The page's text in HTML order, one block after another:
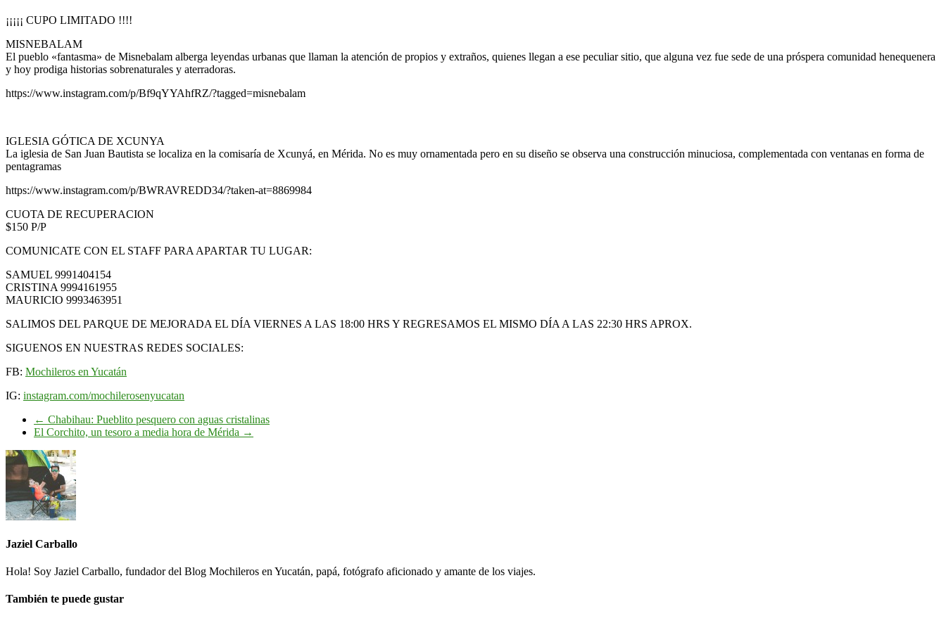
¡¡¡¡¡ CUPO LIMITADO !!!!
MISNEBALAM
El pueblo «fantasma» de Misnebalam alberga leyendas urbanas que llaman la atención de propios y extraños, quienes llegan a ese peculiar sitio, que alguna vez fue sede de una próspera comunidad henequenera
y hoy prodiga historias sobrenaturales y aterradoras.
https://www.instagram.com/p/Bf9qYYAhfRZ/?tagged=misnebalam
IGLESIA GÓTICA DE XCUNYA
La iglesia de San Juan Bautista se localiza en la comisaría de Xcunyá, en Mérida. No es muy ornamentada pero en su diseño se observa una construcción minuciosa, complementada con ventanas en forma de
pentagramas
https://www.instagram.com/p/BWRAVREDD34/?taken-at=8869984
CUOTA DE RECUPERACION
$150 P/P
COMUNICATE CON EL STAFF PARA APARTAR TU LUGAR:
SAMUEL 9991404154
CRISTINA 9994161955
MAURICIO 9993463951
SALIMOS DEL PARQUE DE MEJORADA EL DÍA VIERNES A LAS 18:00 HRS Y REGRESAMOS EL MISMO DÍA A LAS 22:30 HRS APROX.
SIGUENOS EN NUESTRAS REDES SOCIALES:
FB: Mochileros en Yucatán
IG: instagram.com/mochilerosenyucatan
← Chabihau: Pueblito pesquero con aguas cristalinas
El Corchito, un tesoro a media hora de Mérida →
Jaziel Carballo
Hola! Soy Jaziel Carballo, fundador del Blog Mochileros en Yucatán, papá, fotógrafo aficionado y amante de los viajes.
También te puede gustar